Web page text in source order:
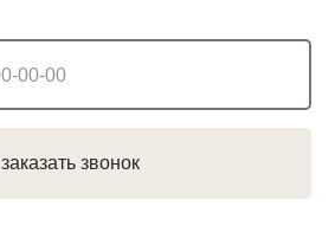
заказать звонок